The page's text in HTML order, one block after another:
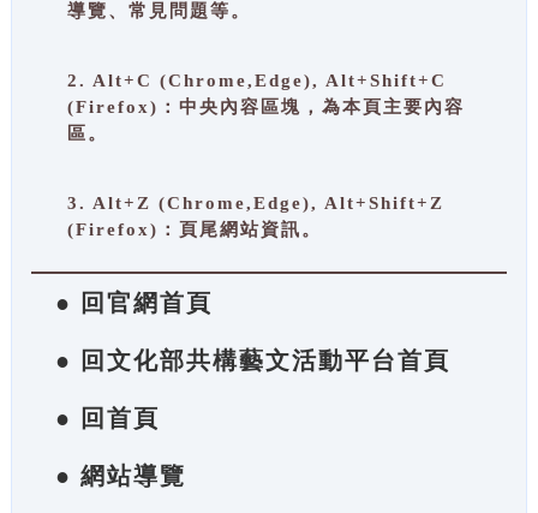
導覽、常見問題等。
2. Alt+C (Chrome,Edge), Alt+Shift+C
(Firefox)：中央內容區塊，為本頁主要內容
區。
3. Alt+Z (Chrome,Edge), Alt+Shift+Z
(Firefox)：頁尾網站資訊。
● 回官網首頁
● 回文化部共構藝文活動平台首頁
● 回首頁
● 網站導覽